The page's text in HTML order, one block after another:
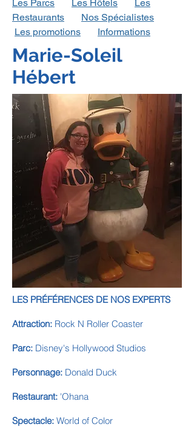
Les Parcs Les Hôtels
Les
Restaurants
Nos Spécialistes
Les promotions Informations
Marie-Soleil
Hébert
LES PRÉFÉRENCES DE NOS EXPERTS
Attraction: Rock N Roller Coaster
Parc: Disney's Hollywood Studios
Personnage: Donald Duck
Restaurant: 'Ohana
Spectacle: World of Color